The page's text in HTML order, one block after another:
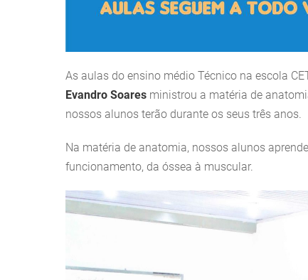
As aulas do ensino médio Técnico na escola
Evandro Soares ministrou a matéria de
nossos alunos terão durante os seus três anos.
Na matéria de anatomia, nossos alunos
funcionamento, da óssea à muscular.